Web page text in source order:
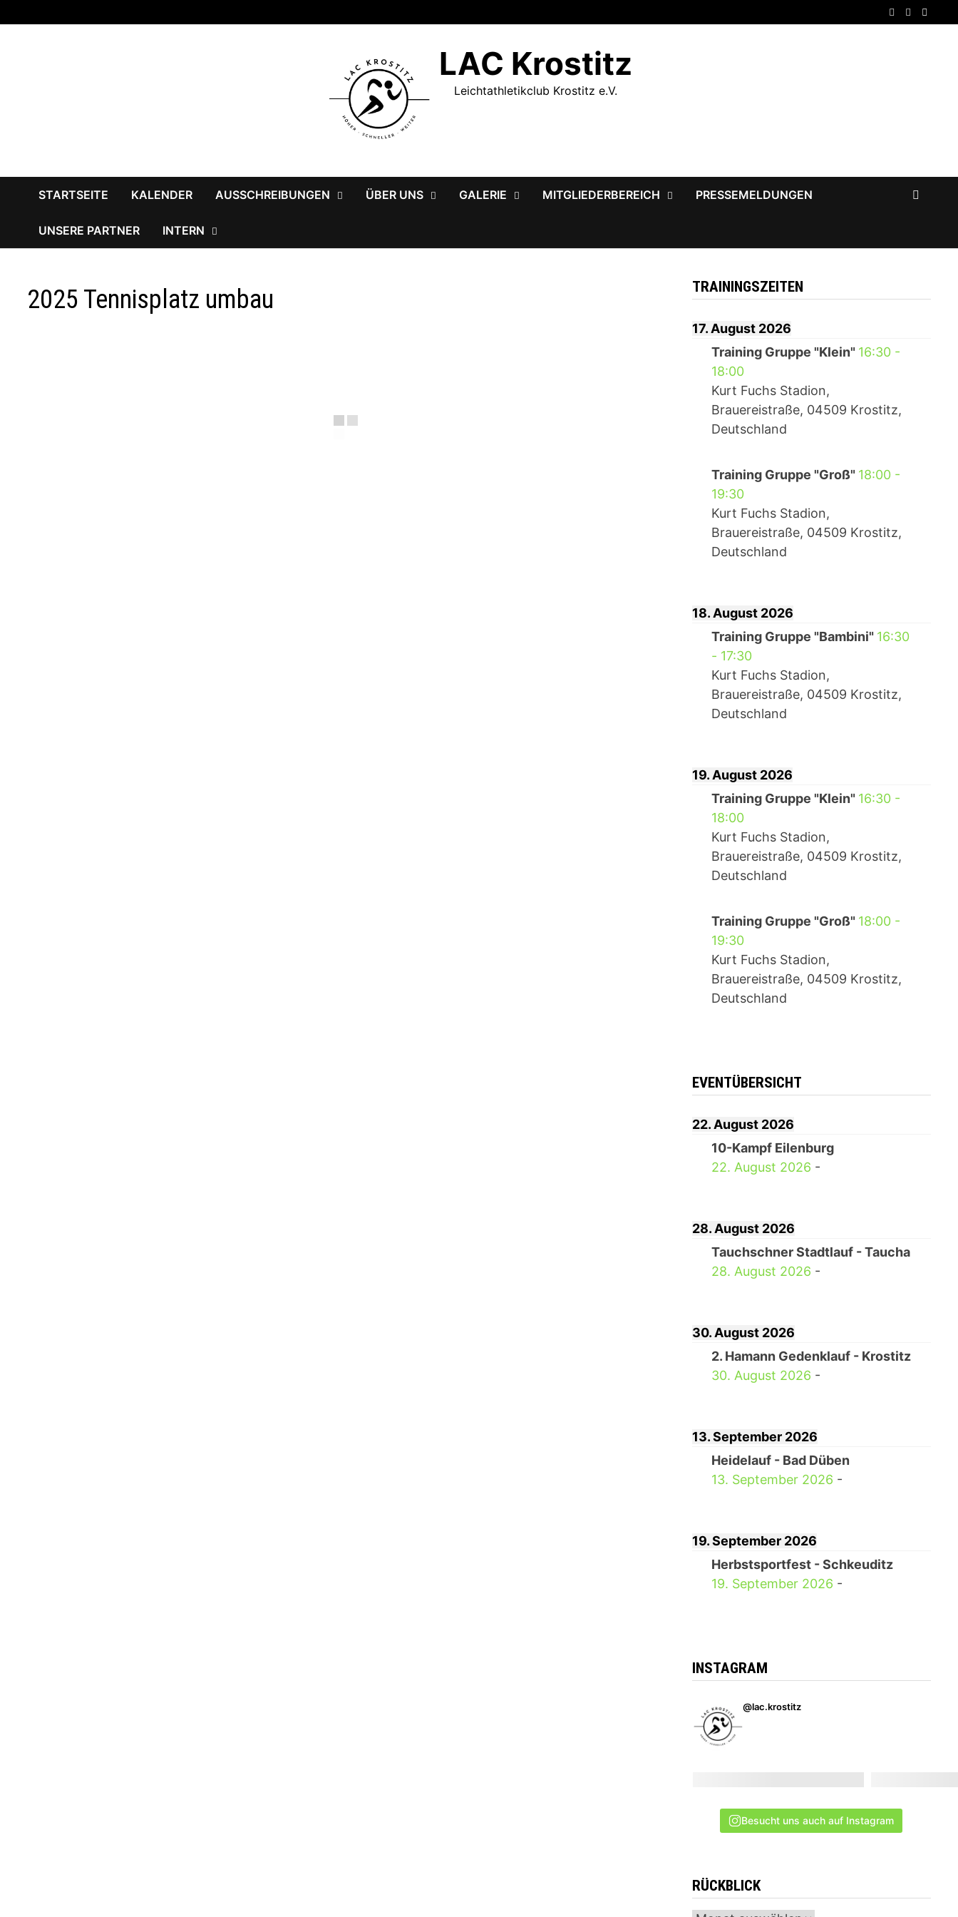
Inhalt
LAC Krostitz
Leichtathletikclub Krostitz e.V.
STARTSEITE KALENDER AUSSCHREIBUNGEN ÜBER UNS GALERIE MITGLIEDERBEREICH PRESSEMELDUNGEN
UNSERE PARTNER INTERN
2025 Tennisplatz umbau TRAININGSZEITEN
17. August 2026
Training Gruppe "Klein" 16:30-
18:00
Kurt Fuchs Stadion,
Brauereistraße, 04509 Krostitz,
Deutschland
Training Gruppe "Groß" 18:00-
19:30
Kurt Fuchs Stadion,
Brauereistraße, 04509 Krostitz,
Deutschland
18. August 2026
Training Gruppe "Bambini" 16:30
- 17:30
Kurt Fuchs Stadion,
Brauereistraße, 04509 Krostitz,
Deutschland
19. August 2026
Training Gruppe "Klein" 16:30-
18:00
Kurt Fuchs Stadion,
Brauereistraße, 04509 Krostitz,
Deutschland
Training Gruppe "Groß" 18:00-
19:30
Kurt Fuchs Stadion,
Brauereistraße, 04509 Krostitz,
Deutschland
EVENTÜBERSICHT
22. August 2026
10-Kampf Eilenburg
22. August 2026 -
28. August 2026
Tauchschner Stadtlauf - Taucha
28. August 2026 -
30. August 2026
2. Hamann Gedenklauf - Krostitz
30. August 2026 -
13. September 2026
Heidelauf - Bad Düben
13. September 2026 -
19. September 2026
Herbstsportfest - Schkeuditz
19. September 2026 -
INSTAGRAM
@lac.krostitz
Besucht uns auch auf Instagram
RÜCKBLICK